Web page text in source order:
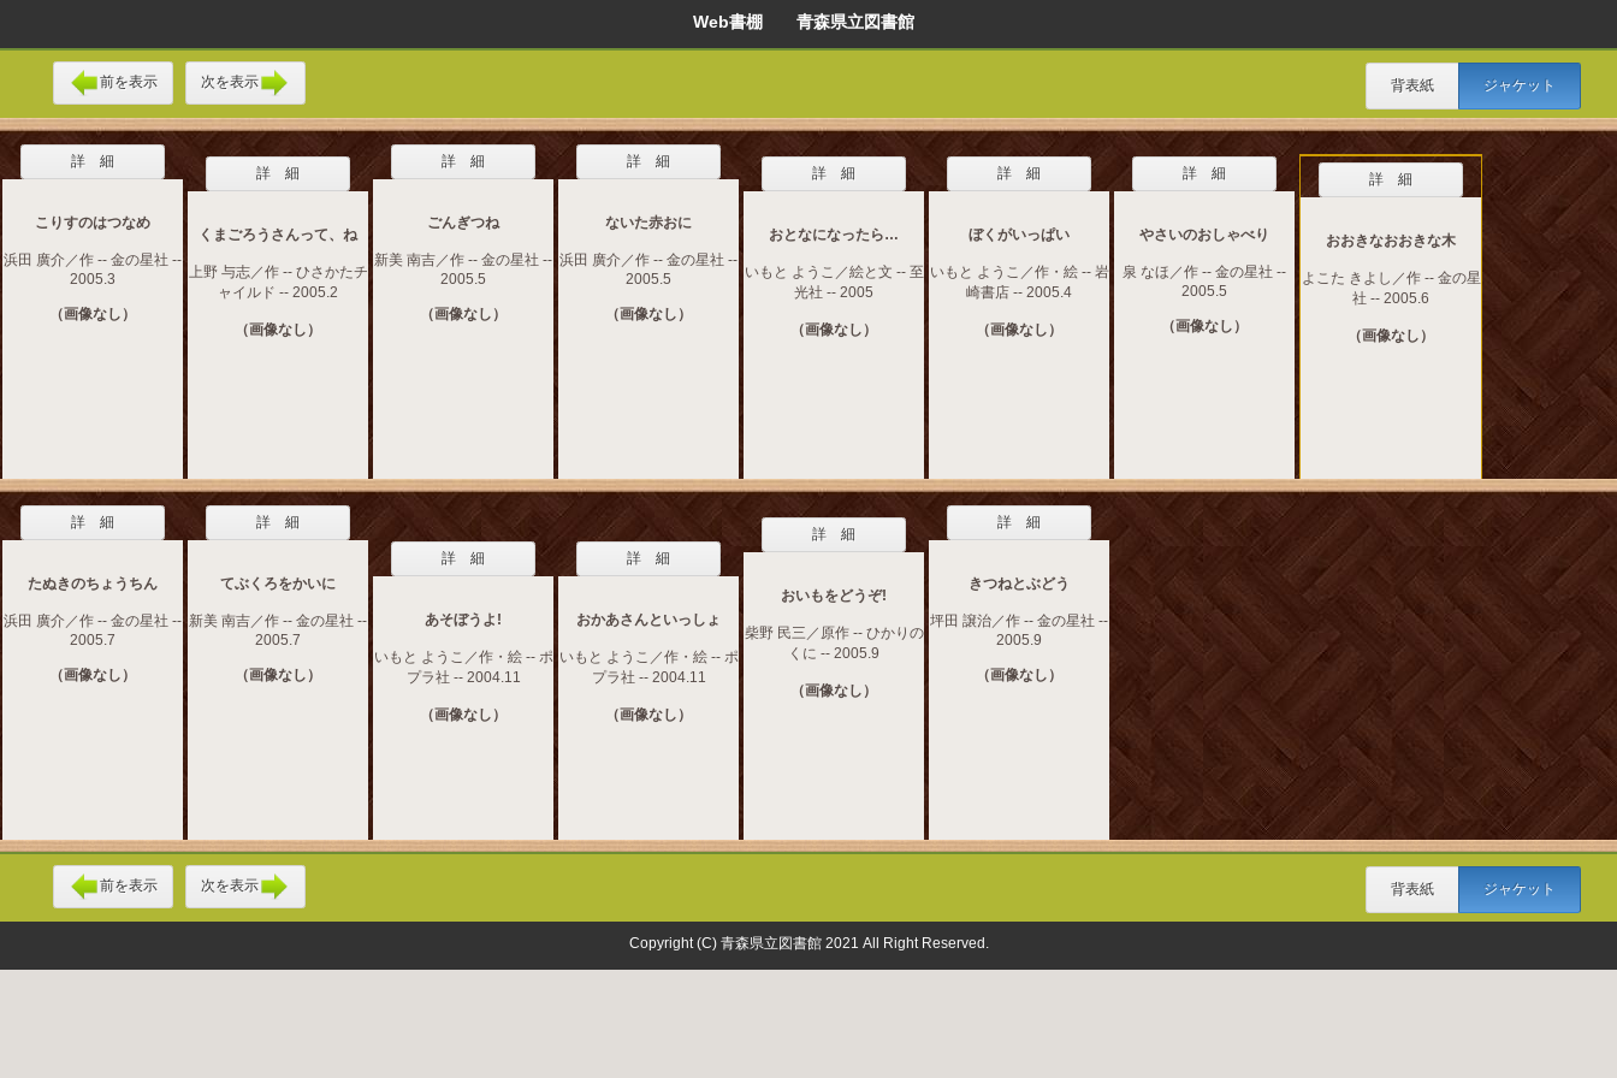
Web書棚 青森県立図書館
前を表示 次を表示 背表紙 ジャケット
詳 細
こりすのはつなめ
浜田 廣介／作 -- 金の星社 --
2005.3
（画像なし）
詳 細
くまごろうさんって、ね
上野 与志／作 -- ひさかたチ
ャイルド -- 2005.2
（画像なし）
詳 細
ごんぎつね
新美 南吉／作 -- 金の星社 --
2005.5
（画像なし）
詳 細
ないた赤おに
浜田 廣介／作 -- 金の星社 --
2005.5
（画像なし）
詳 細
おとなになったら…
いもと ようこ／絵と文 -- 至
光社 -- 2005
（画像なし）
詳 細
ぼくがいっぱい
いもと ようこ／作・絵 -- 岩
崎書店 -- 2005.4
（画像なし）
詳 細
やさいのおしゃべり
泉 なほ／作 -- 金の星社 --
2005.5
（画像なし）
詳 細
おおきなおおきな木
よこた きよし／作 -- 金の星
社 -- 2005.6
（画像なし）
詳 細
たぬきのちょうちん
浜田 廣介／作 -- 金の星社 --
2005.7
（画像なし）
詳 細
てぶくろをかいに
新美 南吉／作 -- 金の星社 --
2005.7
（画像なし）
詳 細
あそぼうよ!
いもと ようこ／作・絵 -- ポ
プラ社 -- 2004.11
（画像なし）
詳 細
おかあさんといっしょ
いもと ようこ／作・絵 -- ポ
プラ社 -- 2004.11
（画像なし）
詳 細
おいもをどうぞ!
柴野 民三／原作 -- ひかりの
くに -- 2005.9
（画像なし）
詳 細
きつねとぶどう
坪田 譲治／作 -- 金の星社 --
2005.9
（画像なし）
前を表示 次を表示 背表紙 ジャケット
Copyright (C) 青森県立図書館 2021 All Right Reserved.